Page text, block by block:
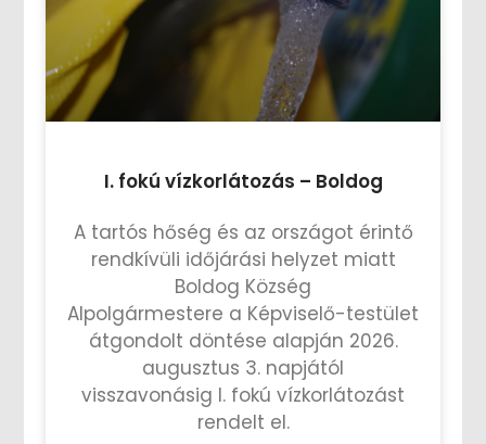
I. fokú vízkorlátozás – Boldog
A tartós hőség és az országot érintő
rendkívüli időjárási helyzet miatt
Boldog Község
Alpolgármestere a Képviselő-testület
átgondolt döntése alapján 2026.
augusztus 3. napjától
visszavonásig I. fokú vízkorlátozást
rendelt el.